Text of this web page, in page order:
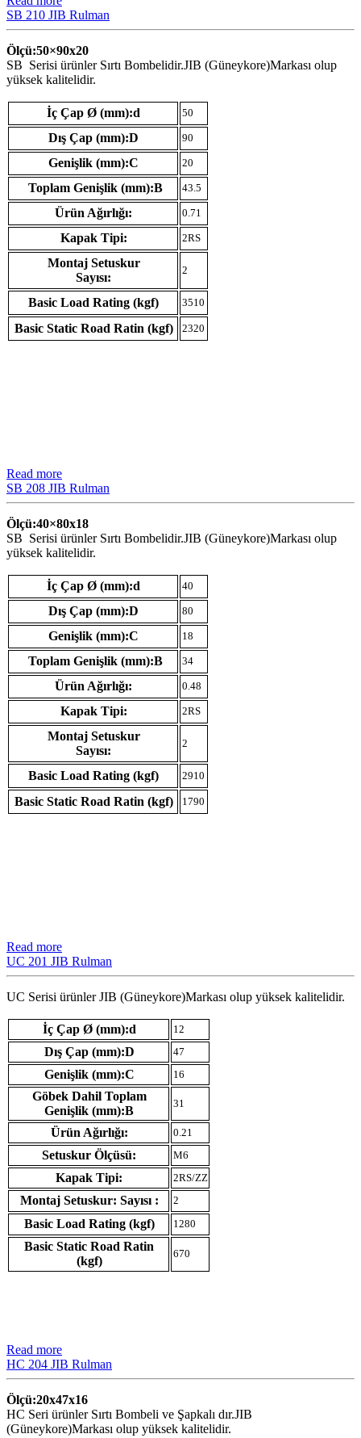
SB 210 JIB Rulman
Ölçü:50×90x20
SB Serisi ürünler Sırtı Bombelidir.JIB (Güneykore)Markası olup
yüksek kalitelidir.
İç Çap Ø (mm):d 50
Dış Çap (mm):D 90
Genişlik (mm):C 20
Toplam Genişlik (mm):B 43.5
Ürün Ağırlığı: 0.71
Kapak Tipi: 2RS
Montaj Setuskur
Sayısı:
2
Basic Load Rating (kgf) 3510
Basic Static Road Ratin (kgf) 2320
Read more
SB 208 JIB Rulman
Ölçü:40×80x18
SB Serisi ürünler Sırtı Bombelidir.JIB (Güneykore)Markası olup
yüksek kalitelidir.
İç Çap Ø (mm):d 40
Dış Çap (mm):D 80
Genişlik (mm):C 18
Toplam Genişlik (mm):B 34
Ürün Ağırlığı: 0.48
Kapak Tipi: 2RS
Montaj Setuskur
Sayısı:
2
Basic Load Rating (kgf) 2910
Basic Static Road Ratin (kgf) 1790
Read more
UC 201 JIB Rulman
UC Serisi ürünler JIB (Güneykore)Markası olup yüksek kalitelidir.
İç Çap Ø (mm):d 12
Dış Çap (mm):D 47
Genişlik (mm):C 16
Göbek Dahil Toplam
Genişlik (mm):B
31
Ürün Ağırlığı: 0.21
Setuskur Ölçüsü: M6
Kapak Tipi: 2RS/ZZ
Montaj Setuskur: Sayısı : 2
Basic Load Rating (kgf) 1280
Basic Static Road Ratin
(kgf)
670
Read more
HC 204 JIB Rulman
Ölçü:20x47x16
HC Seri ürünler Sırtı Bombeli ve Şapkalı dır.JIB
(Güneykore)Markası olup yüksek kalitelidir.